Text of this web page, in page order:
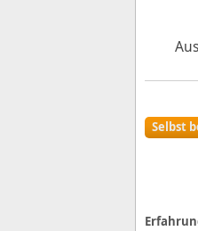
Selbst